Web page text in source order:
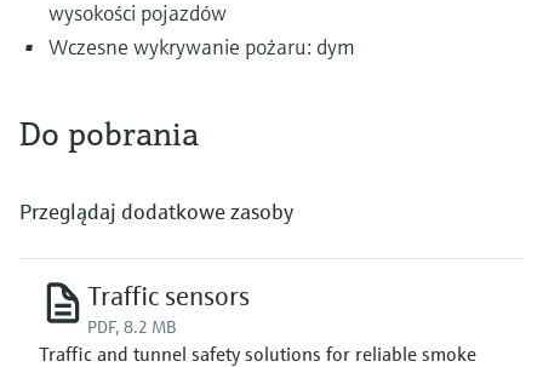
wysokości pojazdów
Wczesne wykrywanie pożaru: dym
Do pobrania
Przeglądaj dodatkowe zasoby
Traffic sensors
PDF, 8.2 MB
Traffic and tunnel safety solutions for reliable smoke